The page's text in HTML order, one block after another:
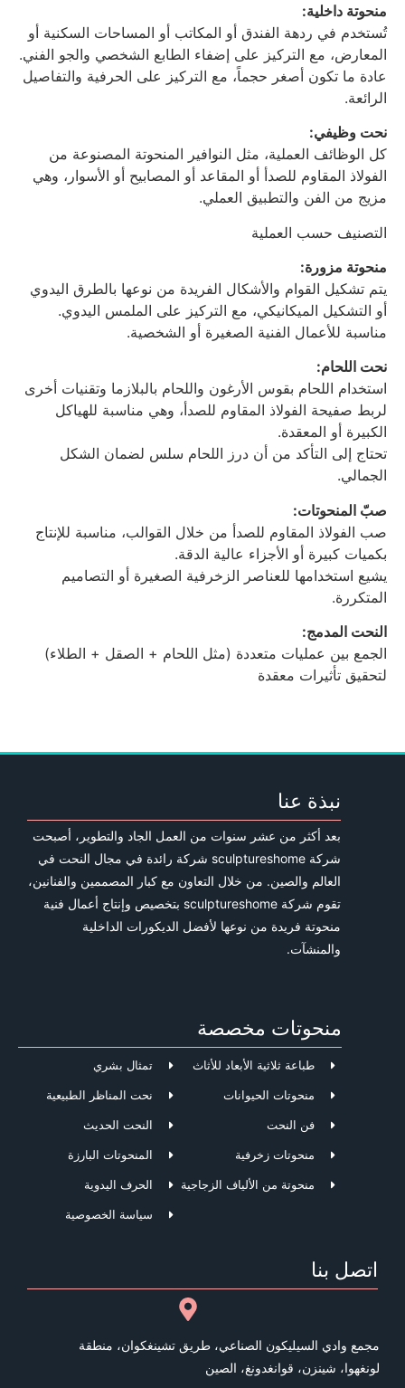
منحوتة داخلية:
تُستخدم في ردهة الفندق أو المكاتب أو المساحات السكنية أو
المعارض، مع التركيز على إضفاء الطابع الشخصي والجو الفني.
عادة ما تكون أصغر حجماً، مع التركيز على الحرفية والتفاصيل
الرائعة.
نحت وظيفي:
كل الوظائف العملية، مثل النوافير المنحوتة المصنوعة من
الفولاذ المقاوم للصدأ أو المقاعد أو المصابيح أو الأسوار، وهي
مزيج من الفن والتطبيق العملي.
التصنيف حسب العملية
منحوتة مزورة:
يتم تشكيل القوام والأشكال الفريدة من نوعها بالطرق اليدوي
أو التشكيل الميكانيكي، مع التركيز على الملمس اليدوي.
مناسبة للأعمال الفنية الصغيرة أو الشخصية.
نحت اللحام:
استخدام اللحام بقوس الأرغون واللحام بالبلازما وتقنيات أخرى
لربط صفيحة الفولاذ المقاوم للصدأ، وهي مناسبة للهياكل
الكبيرة أو المعقدة.
تحتاج إلى التأكد من أن درز اللحام سلس لضمان الشكل
الجمالي.
صبّ المنحوتات:
صب الفولاذ المقاوم للصدأ من خلال القوالب، مناسبة للإنتاج
بكميات كبيرة أو الأجزاء عالية الدقة.
يشيع استخدامها للعناصر الزخرفية الصغيرة أو التصاميم
المتكررة.
النحت المدمج:
الجمع بين عمليات متعددة (مثل اللحام + الصقل + الطلاء)
لتحقيق تأثيرات معقدة
نبذة عنا
بعد أكثر من عشر سنوات من العمل الجاد والتطوير، أصبحت
شركة sculptureshome شركة رائدة في مجال النحت في
العالم والصين. من خلال التعاون مع كبار المصممين والفنانين،
تقوم شركة sculptureshome بتخصيص وإنتاج أعمال فنية
منحوتة فريدة من نوعها لأفضل الديكورات الداخلية
والمنشآت.
منحوتات مخصصة
طباعة ثلاثية الأبعاد للأثاث
منحوتات الحيوانات
فن النحت
منحوتات زخرفية
منحوتة من الألياف الزجاجية
تمثال بشري
نحت المناظر الطبيعية
النحت الحديث
المنحوتات البارزة
الحرف اليدوية
سياسة الخصوصية
اتصل بنا
مجمع وادي السيليكون الصناعي، طريق تشينغكوان، منطقة
لونغهوا، شينزن، قوانغدونغ، الصين